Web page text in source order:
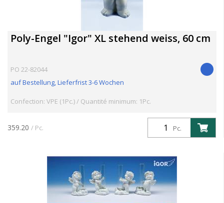
Poly-Engel "Igor" XL stehend weiss, 60 cm
PO 22-82044
auf Bestellung, Lieferfrist 3-6 Wochen
Confection: VPE (1Pc.) / Quantité minimum: 1Pc.
Pc.
359.20 / Pc.